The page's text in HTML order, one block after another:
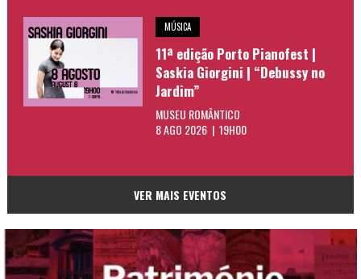
MÚSICA
11ª edição Porto Pianofest |
Saskia Giorgini | “Debussy no
Jardim”
MUSEU ROMÂNTICO
8 AGO 2026 | 19H00
VER MAIS EVENTOS